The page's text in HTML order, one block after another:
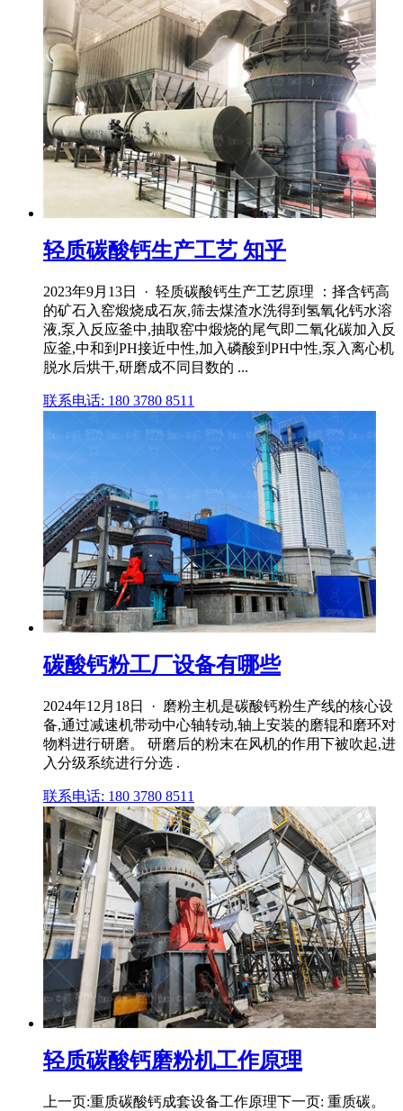
轻质碳酸钙生产工艺 知乎
2023年9月13日 · 轻质碳酸钙生产工艺原理 ：择含钙高
的矿石入窑煅烧成石灰,筛去煤渣水洗得到氢氧化钙水溶
液,泵入反应釜中,抽取窑中煅烧的尾气即二氧化碳加入反
应釜,中和到PH接近中性,加入磷酸到PH中性,泵入离心机
脱水后烘干,研磨成不同目数的 ...
联系电话: 180 3780 8511
碳酸钙粉工厂设备有哪些
2024年12月18日 · 磨粉主机是碳酸钙粉生产线的核心设
备,通过减速机带动中心轴转动,轴上安装的磨辊和磨环对
物料进行研磨。 研磨后的粉末在风机的作用下被吹起,进
入分级系统进行分选 .
联系电话: 180 3780 8511
轻质碳酸钙磨粉机工作原理
上一页:重质碳酸钙成套设备工作原理下一页: 重质碳。